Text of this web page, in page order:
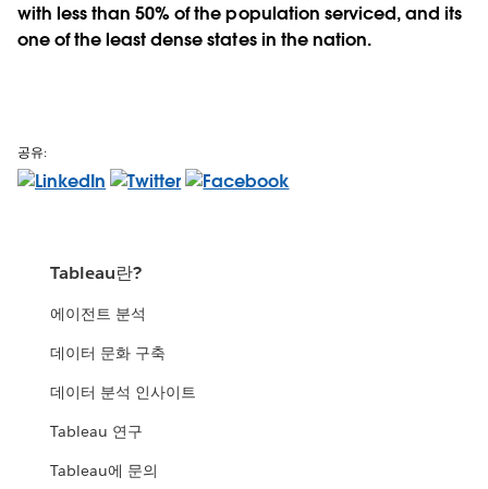
with less than 50% of the population serviced, and its
one of the least dense states in the nation.
공유:
Tableau란?
에이전트 분석
데이터 문화 구축
데이터 분석 인사이트
Tableau 연구
Tableau에 문의